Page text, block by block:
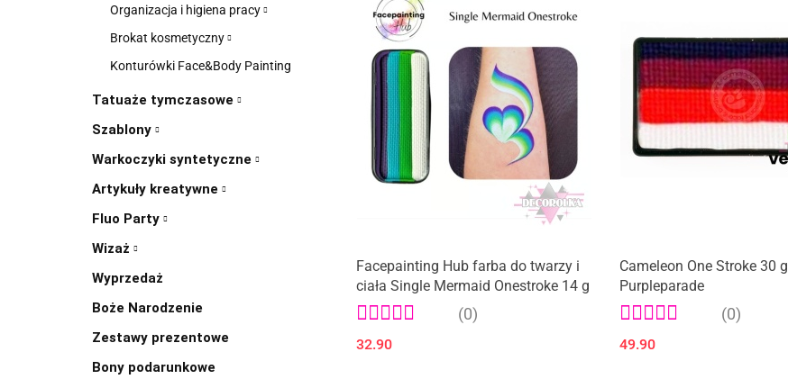
Organizacja i higiena pracy
Brokat kosmetyczny
Konturówki Face&Body Painting
Tatuaże tymczasowe
Szablony
Warkoczyki syntetyczne
Artykuły kreatywne
Fluo Party
Wizaż
Wyprzedaż
Boże Narodzenie
Zestawy prezentowe
Bony podarunkowe
Facepainting Hub farba do twarzy i
ciała Single Mermaid Onestroke 14 g
(0)
32.90
Cameleon One Stroke 30 g
Purpleparade
(0)
49.90